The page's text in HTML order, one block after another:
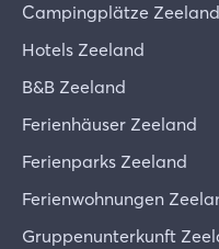
Campingplätze Zeeland
Hotels Zeeland
B&B Zeeland
Ferienhäuser Zeeland
Ferienparks Zeeland
Ferienwohnungen
Gruppenunterkunft